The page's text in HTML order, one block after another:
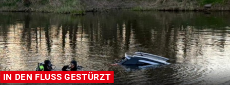
IN DEN FLUSS GESTÜRZT